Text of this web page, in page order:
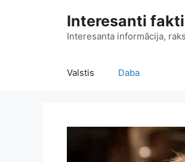
Interesanti fakti
Interesanta informācija,
Valstis Daba